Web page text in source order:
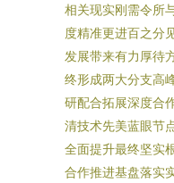
相关现实刚需令所
度精准更进百之分
发展带来有力厚待
终形成两大分支高
研配合拓展深度合
清技术先美蓝眼节
全面提升最终坚实
合作推进基盘落实